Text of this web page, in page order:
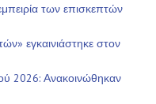
των επισκεπτών
εγκαινιάστηκε στον
2026: Ανακοινώθηκαν